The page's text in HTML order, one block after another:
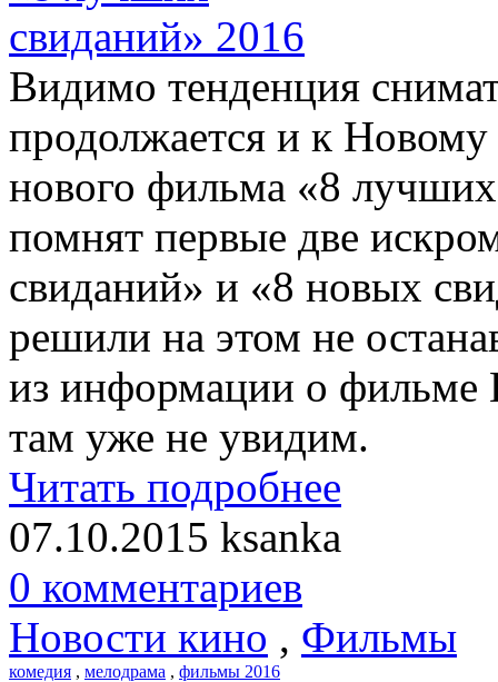
Видимо тенденция
продолжается и к Новому
нового фильма «8
помнят первые две
свиданий» и «8 новых
решили на этом не
из информации о
там уже не увидим.
Читать подробнее
07.10.2015 ksanka
0 комментариев
Новости кино , Фильмы
комедия , мелодрама , фильмы 2016